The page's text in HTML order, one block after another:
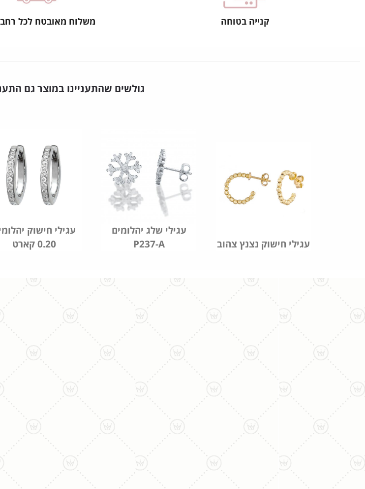
קנייה בטוחה משלוח מאובטח לכל
גולשים שהתעניינו במוצר גם
עגילי חישוק
0.20 קארט
עגילי שלג יהלומים
P237-A
עגילי חישוק נצנץ צהוב